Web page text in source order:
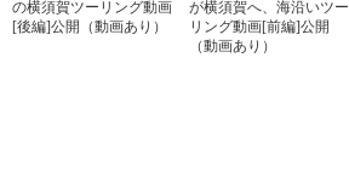
の横須賀ツーリング動画
[後編]公開（動画あり）
が横須賀へ、海沿いツー
リング動画[前編]公開
（動画あり）